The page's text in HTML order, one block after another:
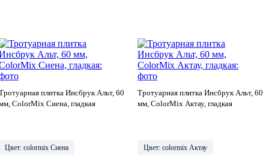
плитка Инсбрук Альт, 60
ColorMix Сиена, гладкая
Цвет: colormix Сиена
Тротуарная плитка Инсбрук Альт, 60
мм, ColorMix Актау, гладкая
Цвет: colormix Актау